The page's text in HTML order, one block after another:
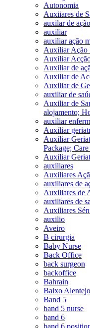
Autonomia
Auxiiares de
auxilar de
auxiliar
auxiliar ação
Auxiliar Ação
Auxiliar
Auxiliar de
Auxiliar de
Auxiliar de
auxiliar de
Auxiliar de
alojamento;
auxiliar
Auxiliar
Auxiliar
Package;
Auxiliar
auxiliares
Auxiliares
auxiliares de
Auxiliares de
auxiliares de
Auxiliares
auxilio
Aveiro
B cirurgia
Baby Nurse
Back Office
back surgeon
backoffice
Bahrain
Baixo Alentejo
Band 5
band 5 nurse
band 6
band 6